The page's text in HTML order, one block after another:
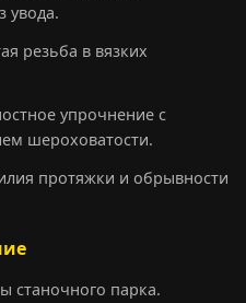
увода.
резьба в вязких
упрочнение с
шероховатости.
протяжки и обрывности
станочного парка.